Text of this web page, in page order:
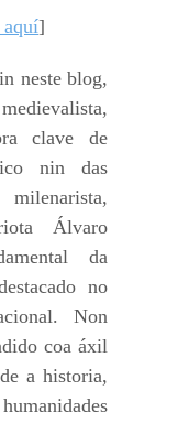
aquí]
neste blog,
clave de
nin das
Álvaro
da
no
Non
coa áxil
a historia,